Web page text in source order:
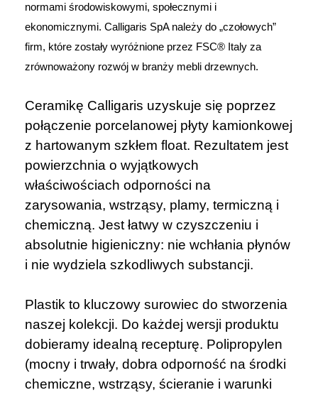
normami środowiskowymi, społecznymi i
ekonomicznymi. Calligaris SpA należy do „czołowych”
firm, które zostały wyróżnione przez FSC® Italy za
zrównoważony rozwój w branży mebli drzewnych.
Ceramikę Calligaris uzyskuje się poprzez
połączenie porcelanowej płyty kamionkowej
z hartowanym szkłem float. Rezultatem jest
powierzchnia o wyjątkowych
właściwościach odporności na
zarysowania, wstrząsy, plamy, termiczną i
chemiczną. Jest łatwy w czyszczeniu i
absolutnie higieniczny: nie wchłania płynów
i nie wydziela szkodliwych substancji.
Plastik to kluczowy surowiec do stworzenia
naszej kolekcji. Do każdej wersji produktu
dobieramy idealną recepturę. Polipropylen
(mocny i trwały, dobra odporność na środki
chemiczne, wstrząsy, ścieranie i warunki